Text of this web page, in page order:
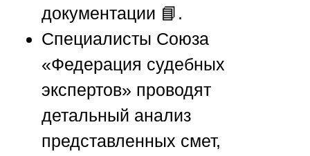
документации 📘.
Специалисты Союза
«Федерация судебных
экспертов» проводят
детальный анализ
представленных смет,